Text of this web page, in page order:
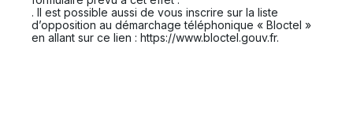
. Il est possible aussi de vous inscrire sur la liste
d’opposition au démarchage téléphonique « Bloctel »
en allant sur ce lien : https://www.bloctel.gouv.fr.